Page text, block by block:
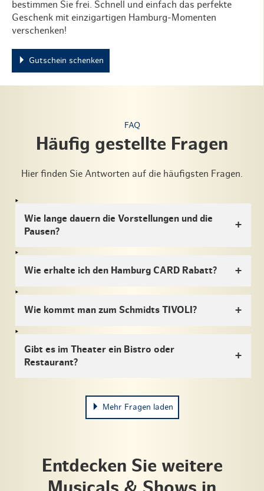
bestimmen Sie frei. Schnell und einfach das perfekte
Geschenk mit einzigartigen Hamburg-Momenten
verschenken!
Gutschein schenken
FAQ
Häufig gestellte Fragen
Hier finden Sie Antworten auf die häufigsten Fragen.
Wie lange dauern die Vorstellungen und die
Pausen?
Wie erhalte ich den Hamburg CARD Rabatt?
Wie kommt man zum Schmidts TIVOLI?
Gibt es im Theater ein Bistro oder
Restaurant?
Mehr Fragen laden
Entdecken Sie weitere